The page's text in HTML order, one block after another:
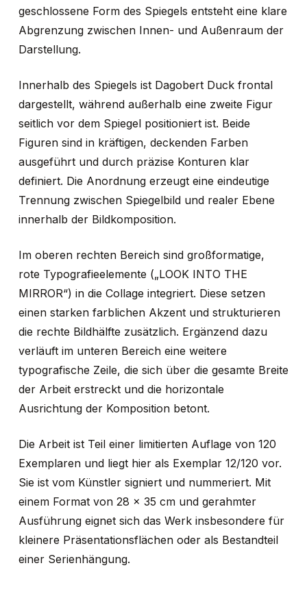
geschlossene Form des Spiegels entsteht eine klare
Abgrenzung zwischen Innen- und Außenraum der
Darstellung.
Innerhalb des Spiegels ist Dagobert Duck frontal
dargestellt, während außerhalb eine zweite Figur
seitlich vor dem Spiegel positioniert ist. Beide
Figuren sind in kräftigen, deckenden Farben
ausgeführt und durch präzise Konturen klar
definiert. Die Anordnung erzeugt eine eindeutige
Trennung zwischen Spiegelbild und realer Ebene
innerhalb der Bildkomposition.
Im oberen rechten Bereich sind großformatige,
rote Typografieelemente („LOOK INTO THE
MIRROR“) in die Collage integriert. Diese setzen
einen starken farblichen Akzent und strukturieren
die rechte Bildhälfte zusätzlich. Ergänzend dazu
verläuft im unteren Bereich eine weitere
typografische Zeile, die sich über die gesamte Breite
der Arbeit erstreckt und die horizontale
Ausrichtung der Komposition betont.
Die Arbeit ist Teil einer limitierten Auflage von 120
Exemplaren und liegt hier als Exemplar 12/120 vor.
Sie ist vom Künstler signiert und nummeriert. Mit
einem Format von 28 × 35 cm und gerahmter
Ausführung eignet sich das Werk insbesondere für
kleinere Präsentationsflächen oder als Bestandteil
einer Serienhängung.